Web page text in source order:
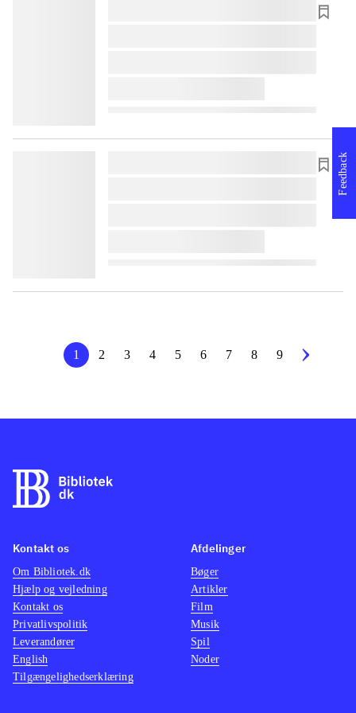
lorem ipsum dolor sit amet ...
lorem ipsum dolor sit amet ...
lorem ipsum dolor sit amet ...
lorem ipsum dolor sit amet ...
1 2 3 4 5 6 7 8 9
Feedback
Kontakt os
Om Bibliotek.dk
Hjælp og vejledning
Kontakt os
Privatlivspolitik
Leverandører
English
Tilgængelighedserklæring
Afdelinger
Bøger
Artikler
Film
Musik
Spil
Noder